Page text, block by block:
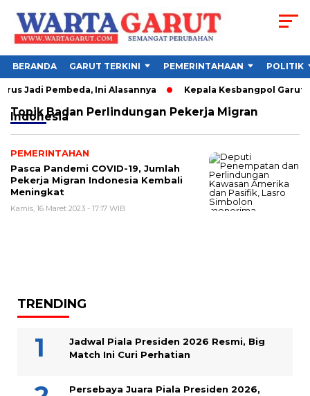
BERANDA GARUT TERKINI PEMERINTAHAAN POLITIK
Jadi Pembeda, Ini Alasannya Kepala Kesbangpol Garut
TopikBadan Perlindungan Pekerja Migran
Indonesia
PEMERINTAHAN
Pasca Pandemi COVID-19, Jumlah
Pekerja Migran Indonesia Kembali
Meningkat
Kamis, 16 Maret 2023 - 17:17 WIB
TRENDING
Jadwal Piala Presiden 2026 Resmi, Big
Match Ini Curi Perhatian
Persebaya Juara Piala Presiden 2026,